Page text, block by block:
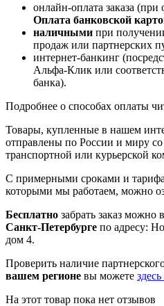
онлайн-оплата заказа
Оплата банковской
наличными при
продаж или партнерских
интернет-банкинг
Альфа-Клик или
банка).
Подробнее о способах оплаты
Товары, купленные в нашем
отправлены по России и миру
транспортной или курьерской
С примерными сроками и
которыми мы работаем, можно
Бесплатно забрать заказ можно в
Санкт-Петербурге по адресу:
дом 4.
Проверить наличие
вашем регионе вы можете
На этот товар пока нет отзывов